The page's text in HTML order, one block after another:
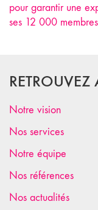
pour garantir une
ses 12 000 membres
RETROUVEZ
Notre vision
Nos services
Notre équipe
Nos références
Nos actualités